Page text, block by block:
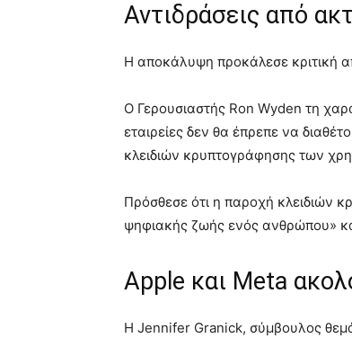
Αντιδράσεις από
Η αποκάλυψη προκάλεσε κριτική
Ο Γερουσιαστής Ron Wyden τη
εταιρείες δεν θα έπρεπε να
κλειδιών κρυπτογράφησης των
Πρόσθεσε ότι η παροχή κλειδιών
ψηφιακής ζωής ενός ανθρώπου»
Apple και Meta
Η Jennifer Granick, σύμβουλος